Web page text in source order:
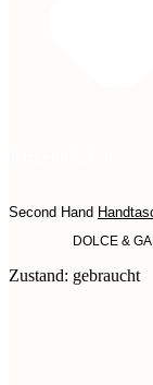
Second Hand
DOLCE &
Zustand: gebraucht